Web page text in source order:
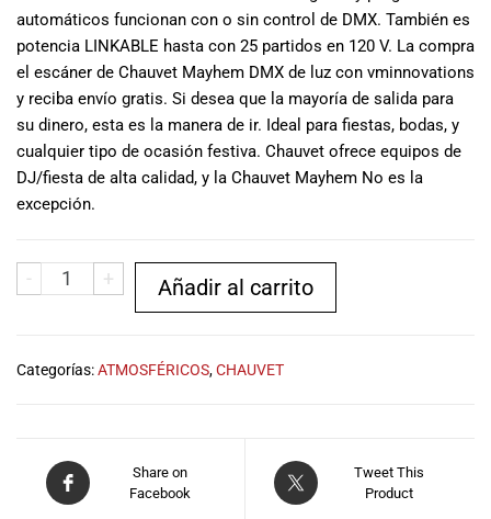
musicales.
Nuestro equipo
de expertos en
música está
aquí para
ayudarte a
encontrar el
instrumento o
adecuado para
ti, y ofrecerte el
mejor servicio
posible.
competitivos y
promociones
especiales
automáticos funcionan con o sin control de DMX. También es
potencia LINKABLE hasta con 25 partidos en 120 V. La compra
el escáner de Chauvet Mayhem DMX de luz con vminnovations
y reciba envío gratis. Si desea que la mayoría de salida para
su dinero, esta es la manera de ir. Ideal para fiestas, bodas, y
cualquier tipo de ocasión festiva. Chauvet ofrece equipos de
DJ/fiesta de alta calidad, y la Chauvet Mayhem No es la
excepción.
- + Añadir al carrito
Categorías:ATMOSFÉRICOS,CHAUVET
Share on
Facebook
Tweet This
Product